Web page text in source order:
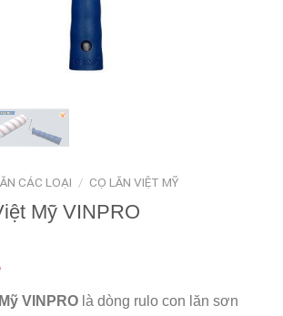
CÁC LOẠI / CỌ LĂN VIỆT MỸ
Mỹ VINPRO
VINPRO là dòng rulo con lăn sơn